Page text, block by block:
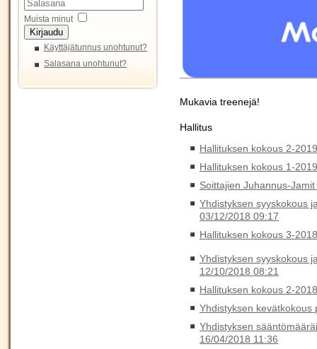
Muista minut
Kirjaudu
Käyttäjätunnus unohtunut?
Salasana unohtunut?
Mukavia treenejä!
Hallitus
Hallituksen kokous 2-
Hallituksen kokous 1-
Soittajien Juhannus-
Yhdistyksen syyskokous
03/12/2018 09:17
Hallituksen kokous 3-
Yhdistyksen syyskokous
12/10/2018 08:21
Hallituksen kokous 2-
Yhdistyksen
Yhdistyksen
16/04/2018 11:36